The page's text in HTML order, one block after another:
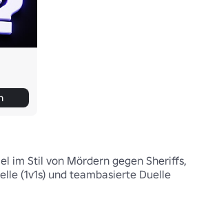
im Stil von Mördern gegen Sheriffs,
(1v1s) und teambasierte Duelle